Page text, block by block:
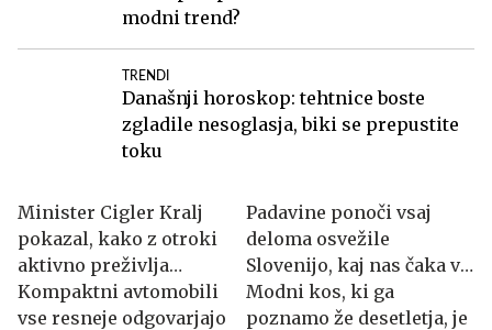
modni trend?
TRENDI
Današnji horoskop: tehtnice boste
zgladile nesoglasja, biki se prepustite
toku
Minister Cigler Kralj
pokazal, kako z otroki
aktivno preživlja
počitnice na kmetiji
Padavine ponoči vsaj
deloma osvežile
Slovenijo, kaj nas čaka v
prihodnjih dneh?
Kompaktni avtomobili
vse resneje odgovarjajo
Modni kos, ki ga
poznamo že desetletja, je